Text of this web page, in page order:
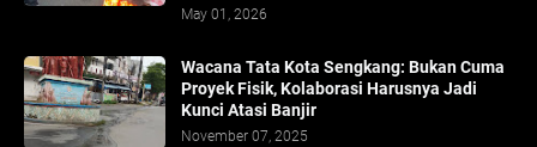
May 01, 2026
​Wacana Tata Kota Sengkang: Bukan Cuma
Proyek Fisik, Kolaborasi Harusnya Jadi
Kunci Atasi Banjir
November 07, 2025